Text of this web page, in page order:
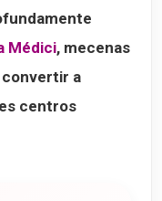
Médici, mecenas
a
centros